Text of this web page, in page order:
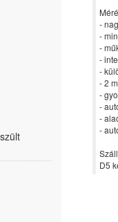
-
-
-
-
-
- 2
-
-
-
-
D5